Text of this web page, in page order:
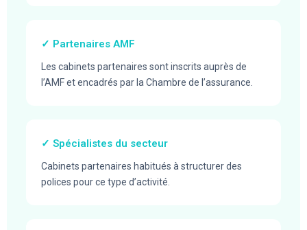
✓ Partenaires AMF
Les cabinets partenaires sont inscrits auprès de
l’AMF et encadrés par la Chambre de l’assurance.
✓ Spécialistes du secteur
Cabinets partenaires habitués à structurer des
polices pour ce type d’activité.